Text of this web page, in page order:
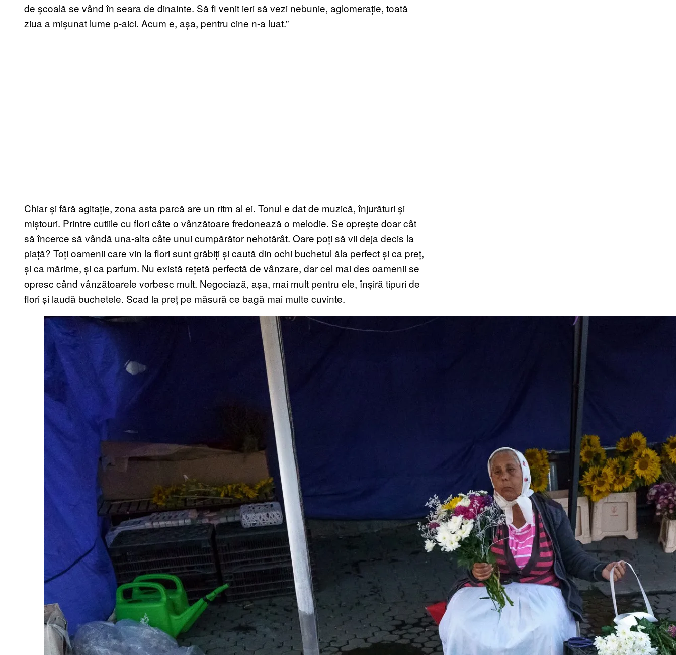
de școală se vând în seara de dinainte. Să fi venit ieri să vezi nebunie, aglomerație, toată
ziua a mișunat lume p-aici. Acum e, așa, pentru cine n-a luat.”
Chiar și fără agitație, zona asta parcă are un ritm al ei. Tonul e dat de muzică, înjurături și
miștouri. Printre cutiile cu flori câte o vânzătoare fredonează o melodie. Se oprește doar cât
să încerce să vândă una-alta câte unui cumpărător nehotărât. Oare poți să vii deja decis la
piață? Toți oamenii care vin la flori sunt grăbiți și caută din ochi buchetul ăla perfect și ca preț,
și ca mărime, și ca parfum. Nu există rețetă perfectă de vânzare, dar cel mai des oamenii se
opresc când vânzătoarele vorbesc mult. Negociază, așa, mai mult pentru ele, înșiră tipuri de
flori și laudă buchetele. Scad la preț pe măsură ce bagă mai multe cuvinte.